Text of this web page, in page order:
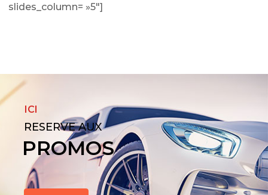
slides_column= »5″]
ICI
RESERVE AUX
PROMOS